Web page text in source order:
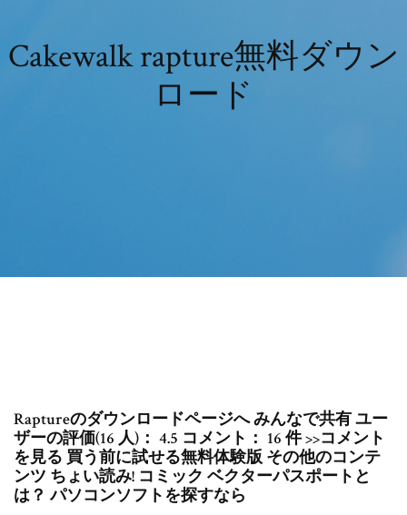
Cakewalk rapture無料ダウン
ロード
Raptureのダウンロードページへ みんなで共有 ユー
ザーの評価(16 人)： 4.5 コメント： 16 件 >>コメント
を見る 買う前に試せる無料体験版 その他のコンテ
ンツ ちょい読み! コミック ベクターパスポートと
は？ パソコンソフトを探すなら